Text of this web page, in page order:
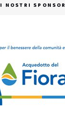
I NOSTRI SPONSOR